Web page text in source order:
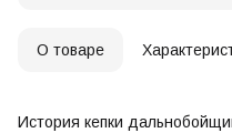
О товаре
История кепки